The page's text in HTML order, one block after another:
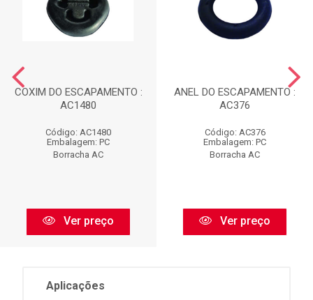
COXIM DO ESCAPAMENTO :
AC1480
Código: AC1480
Embalagem: PC
Borracha AC
Ver preço
ANEL DO ESCAPAMENTO :
AC376
Código: AC376
Embalagem: PC
Borracha AC
Ver preço
Aplicações